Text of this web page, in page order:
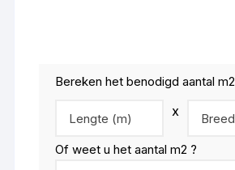
Bereken het benodigd aantal m2
x
Of weet u het aantal m2 ?